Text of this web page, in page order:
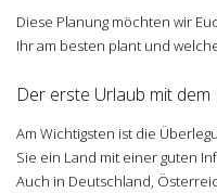
Diese Planung möchten wir
Ihr am besten plant und
Der erste Urlaub mit dem
Am Wichtigsten ist die
Sie ein Land mit einer guten
Auch in Deutschland,